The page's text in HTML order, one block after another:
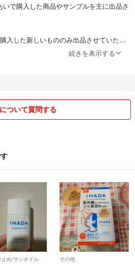
で購入した商品やサンプルを主に出品さ
入した新しいもののみ出品させていただ
以内発送させていただきます。
ントお願いいたします。
ぐに対応させていただきます。
は出品している商品にコメントでお知らせ
してから梱包させていただきます。
ん。
ただきます。
続きを表示する
ついて質問する
止め/サンオイル その他